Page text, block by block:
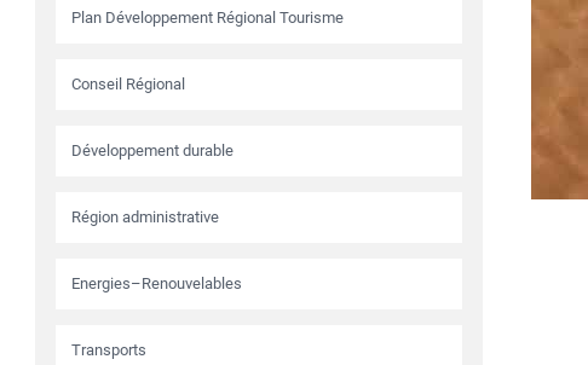
Plan Développement Régional Tourisme
Conseil Régional
Développement durable
Région administrative
Energies–Renouvelables
Transports